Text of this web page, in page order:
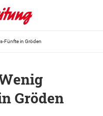
Fünfte in Gröden
Gröden